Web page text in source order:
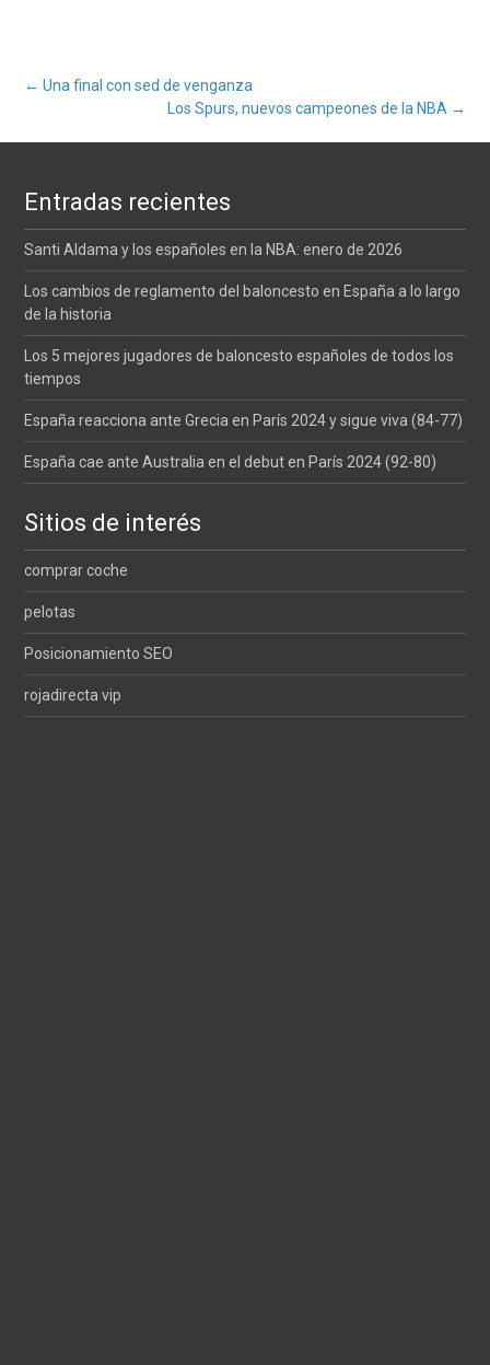
Navegación
entradas
← Una final con sed de venganza
Los Spurs, nuevos campeones de la NBA →
Entradas recientes
Santi Aldama y los españoles en la NBA: enero de 2026
Los cambios de reglamento del baloncesto en España a lo largo
de la historia
Los 5 mejores jugadores de baloncesto españoles de todos los
tiempos
España reacciona ante Grecia en París 2024 y sigue viva (84-77)
España cae ante Australia en el debut en París 2024 (92-80)
Sitios de interés
comprar coche
pelotas
Posicionamiento SEO
rojadirecta vip